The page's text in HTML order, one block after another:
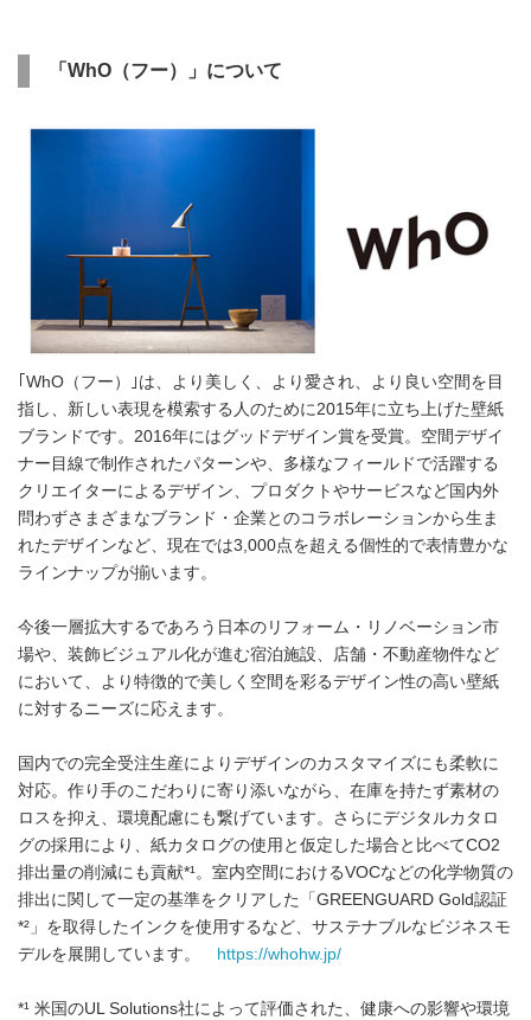
「 WhO （フー）」について
｢WhO（フー）｣は、より美しく、より愛され、より良い空間を目
指し、新しい表現を模索する人のために2015年に立ち上げた壁紙
ブランドです。2016年にはグッドデザイン賞を受賞。空間デザイ
ナー目線で制作されたパターンや、多様なフィールドで活躍する
クリエイターによるデザイン、プロダクトやサービスなど国内外
問わずさまざまなブランド・企業とのコラボレーションから生ま
れたデザインなど、現在では3,000点を超える個性的で表情豊かな
ラインナップが揃います。
今後一層拡大するであろう日本のリフォーム・リノベーション市
場や、装飾ビジュアル化が進む宿泊施設、店舗・不動産物件など
において、より特徴的で美しく空間を彩るデザイン性の高い壁紙
に対するニーズに応えます。
国内での完全受注生産によりデザインのカスタマイズにも柔軟に
対応。作り手のこだわりに寄り添いながら、在庫を持たず素材の
ロスを抑え、環境配慮にも繋げています。さらにデジタルカタロ
グの採用により、紙カタログの使用と仮定した場合と比べてCO2
排出量の削減にも貢献*¹。室内空間におけるVOCなどの化学物質の
排出に関して一定の基準をクリアした「GREENGUARD Gold認証
*²」を取得したインクを使用するなど、サステナブルなビジネスモ
デルを展開しています。
https://whohw.jp/
*¹ 米国のUL Solutions社によって評価された、健康への影響や環境